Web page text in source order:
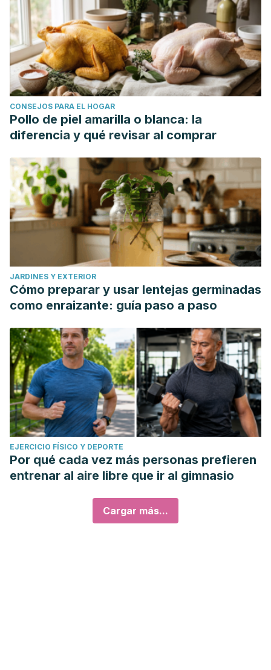
CONSEJOS PARA EL HOGAR
Pollo de piel amarilla o blanca: la
diferencia y qué revisar al comprar
JARDINES Y EXTERIOR
Cómo preparar y usar lentejas germinadas
como enraizante: guía paso a paso
EJERCICIO FÍSICO Y DEPORTE
Por qué cada vez más personas prefieren
entrenar al aire libre que ir al gimnasio
Cargar más...